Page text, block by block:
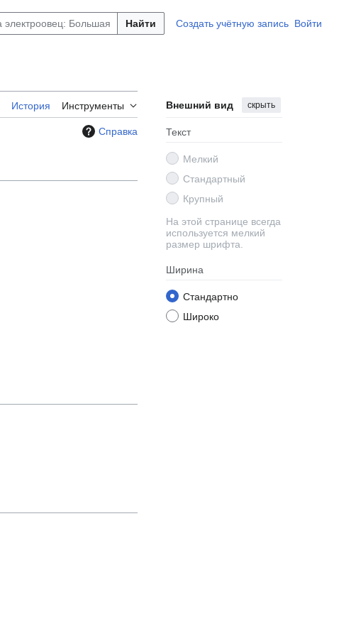
Найти Создать учётную запись Войти
История Инструменты Внешний вид скрыть
Текст
Мелкий
Стандартный
Крупный
На этой странице всегда
используется мелкий
размер шрифта.
Ширина
Стандартно
Широко
Справка